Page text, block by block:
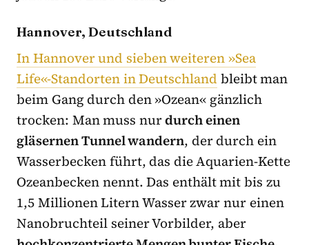
Hannover, Deutschland
In Hannover und sieben weiteren »Sea
Life«-Standorten in Deutschland bleibt man
beim Gang durch den »Ozean« gänzlich
trocken: Man muss nurdurch einen
gläsernen Tunnel wandern, der durch ein
Wasserbecken führt, das die Aquarien-Kette
Ozeanbecken nennt. Das enthält mit bis zu
1,5 Millionen Litern Wasser zwar nur einen
Nanobruchteil seiner Vorbilder, aber